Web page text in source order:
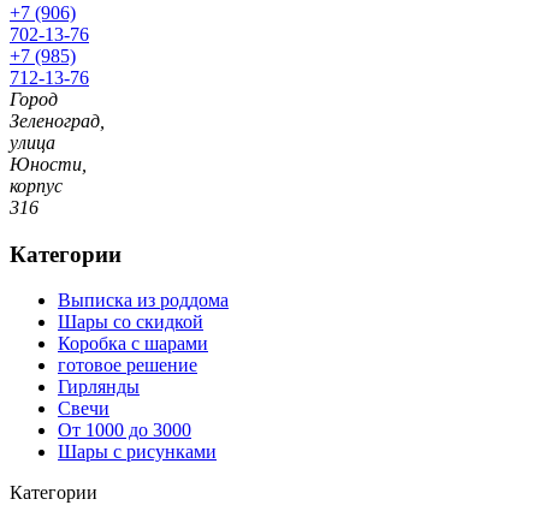
+7 (906)
702-13-76
+7 (985)
712-13-76
Город
Зеленоград,
улица
Юности,
корпус
316
Категории
Выписка из роддома
Шары со скидкой
Коробка с шарами
готовое решение
Гирлянды
Свечи
От 1000 до 3000
Шары с рисунками
Категории